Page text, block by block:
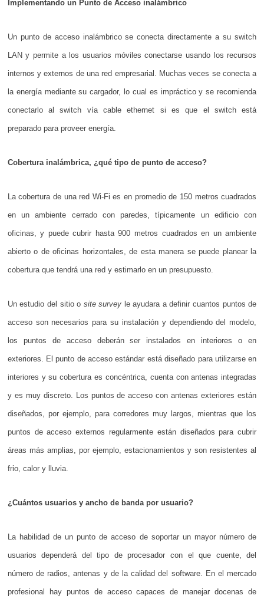
Implementando un Punto de Acceso inalámbrico
Un punto de acceso inalámbrico se conecta directamente a su switch
LAN y permite a los usuarios móviles conectarse usando los recursos
internos y externos de una red empresarial. Muchas veces se conecta a
la energía mediante su cargador, lo cual es impráctico y se recomienda
conectarlo al switch vía cable ethernet si es que el switch está
preparado para proveer energía.
Cobertura inalámbrica, ¿qué tipo de punto de acceso?
La cobertura de una red Wi-Fi es en promedio de 150 metros cuadrados
en un ambiente cerrado con paredes, típicamente un edificio con
oficinas, y puede cubrir hasta 900 metros cuadrados en un ambiente
abierto o de oficinas horizontales, de esta manera se puede planear la
cobertura que tendrá una red y estimarlo en un presupuesto.
Un estudio del sitio o site survey le ayudara a definir cuantos puntos de
acceso son necesarios para su instalación y dependiendo del modelo,
los puntos de acceso deberán ser instalados en interiores o en
exteriores. El punto de acceso estándar está diseñado para utilizarse en
interiores y su cobertura es concéntrica, cuenta con antenas integradas
y es muy discreto. Los puntos de acceso con antenas exteriores están
diseñados, por ejemplo, para corredores muy largos, mientras que los
puntos de acceso externos regularmente están diseñados para cubrir
áreas más amplias, por ejemplo, estacionamientos y son resistentes al
frio, calor y lluvia.
¿Cuántos usuarios y ancho de banda por usuario?
La habilidad de un punto de acceso de soportar un mayor número de
usuarios dependerá del tipo de procesador con el que cuente, del
número de radios, antenas y de la calidad del software. En el mercado
profesional hay puntos de acceso capaces de manejar docenas de